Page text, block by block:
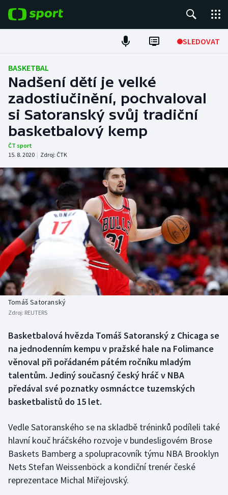
SLEDOVAT
Fotbal
Hokej
Tenis
Atletika
DALŠÍ SPORTY
Americký fotbal
Baseball a softbal
Basketbal
Biatlon
Boby a skeleton
Box
Curling
Dostihy
Florbal
Futsal
Golf
Gymnastika
NEPŘEHLÉDNĚTE
Soutěže
Historické návraty
Aplikace ČT sport
AZ kvíz
BASKETBAL
Nadšení dětí je velké
zadostiučinění, pochvaloval
si Satoranský svůj tradiční
basketbalový kemp
ČT sport
15. 8. 2020 | Zdroj: ČTK
Tomáš Satoranský
Zdroj: REUTERS
Basketbalová hvězda Tomáš Satoranský z Chicaga se
na jednodenním kempu v pražské hale na Folimance
věnoval při pořádaném pátém ročníku mladým
talentům. Jediný současný český hráč v NBA
předával své poznatky osmnáctce tuzemských
basketbalistů do 15 let.
Vedle Satoranského se na skladbě tréninků podíleli také
hlavní kouč hráčského rozvoje v bundesligovém Brose
Baskets Bamberg a spolupracovník týmu NBA Brooklyn
Nets Stefan Weissenböck a kondiční trenér české
reprezentace Michal Miřejovský.